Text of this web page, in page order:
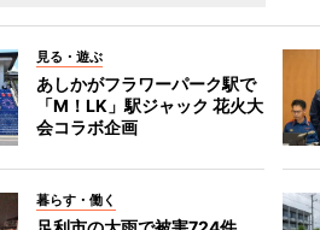
見る・遊ぶ
あしかがフラワーパーク駅で
「M！LK」駅ジャック 花火大
会コラボ企画
暮らす・働く